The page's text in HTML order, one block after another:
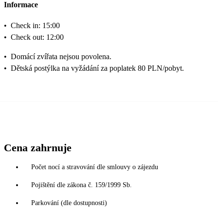
Informace
• Check in: 15:00
• Check out: 12:00
• Domácí zvířata nejsou povolena.
• Dětská postýlka na vyžádání za poplatek 80 PLN/pobyt.
Cena zahrnuje
Počet nocí a stravování dle smlouvy o zájezdu
Pojištění dle zákona č. 159/1999 Sb.
Parkování (dle dostupnosti)